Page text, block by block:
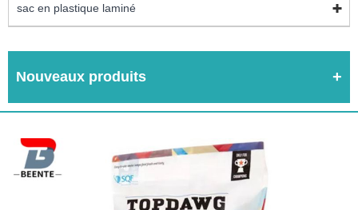
sac en plastique laminé
Nouveaux produits